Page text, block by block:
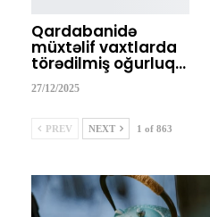
Qardabanidə
müxtəlif vaxtlarda
törədilmiş oğurluq…
27/12/2025
PREV NEXT 1 of 863